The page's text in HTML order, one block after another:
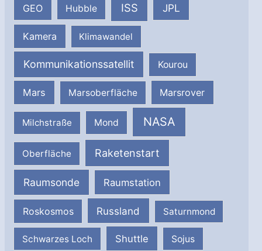
GEO Hubble ISS JPL
Kamera Klimawandel
Kommunikationssatellit Kourou
Mars Marsoberfläche Marsrover
Milchstraße Mond NASA
Oberfläche Raketenstart
Raumsonde Raumstation
Roskosmos Russland Saturnmond
Schwarzes Loch Shuttle Sojus